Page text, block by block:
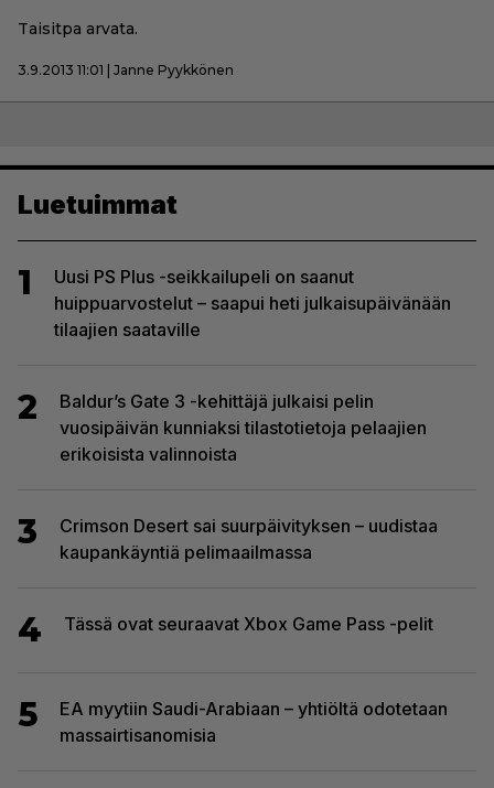
Taisitpa arvata.
3.9.2013 11:01 | Janne Pyykkönen
Luetuimmat
1
Uusi PS Plus -seikkailupeli on saanut
huippuarvostelut – saapui heti julkaisupäivänään
tilaajien saataville
2
Baldur’s Gate 3 -kehittäjä julkaisi pelin
vuosipäivän kunniaksi tilastotietoja pelaajien
erikoisista valinnoista
3
Crimson Desert sai suurpäivityksen – uudistaa
kaupankäyntiä pelimaailmassa
4 Tässä ovat seuraavat Xbox Game Pass -pelit
5
EA myytiin Saudi-Arabiaan – yhtiöltä odotetaan
massairtisanomisia